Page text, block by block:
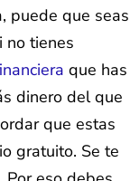
puede que seas
no tienes
que has
dinero del que
que estas
gratuito. Se te